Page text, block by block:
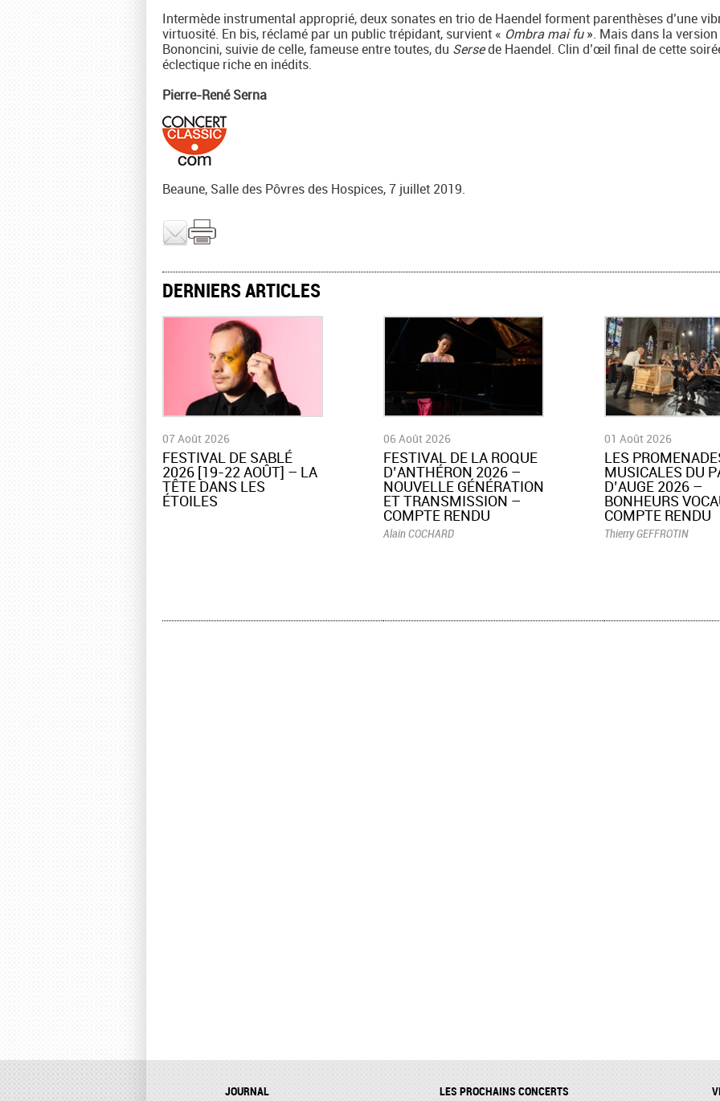
Intermède instrumental approprié, deux sonates en trio de Haendel forment parenthèses d’une
virtuosité. En bis, réclamé par un public trépidant, survient « Ombra mai fu». Mais dans la
Bononcini, suivie de celle, fameuse entre toutes, du Sersede Haendel. Clin d’œil final de cette
éclectique riche en inédits.
Pierre-René Serna
Beaune, Salle des Pôvres des Hospices, 7 juillet 2019.
DERNIERS ARTICLES
07 Août 2026
​FESTIVAL DE SABLÉ
2026 [19-22 AOÛT] – LA
TÊTE DANS LES
ÉTOILES
06 Août 2026
​FESTIVAL DE LA ROQUE
D’ANTHÉRON 2026 –
NOUVELLE GÉNÉRATION
ET TRANSMISSION –
COMPTE RENDU
Alain COCHARD
01 Août 2026
LES
MUSICALES DU
D’AUGE 2026 –
BONHEURS
COMPTE RENDU
Thierry GEFFROTIN
JOURNAL LES PROCHAINS CONCERTS